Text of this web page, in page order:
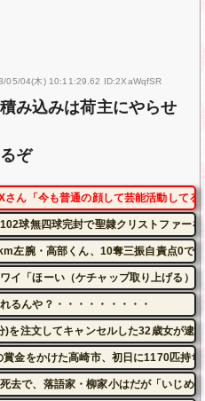
05/04(木) 10:11:29.62 ID:2XaWqfSR
み込みは荷主にやらせ
ぞ
さん「今も普通の顔して芸能活動して
球無四球完封で聖隷クリストファー
左腕・高部くん、10奪三振自責点0で
イ「ほーい（ケチャップ取り上げる）
るんや？・・・・・・・・・
を注文してキャンセルした32歳女が逮捕
金をかけた高崎市、初日に1170匹持ち
去で、落語家・柳家小はだが「いじめ